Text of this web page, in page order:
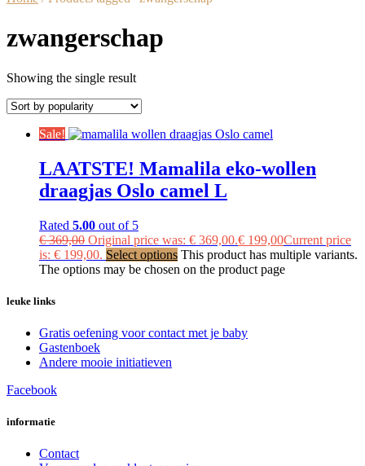
zwangerschap
Showing the single result
Sale!
LAATSTE! Mamalila eko-wollen
draagjas Oslo camel L
Rated 5.00 out of 5
€369,00 Original price was: € 369,00.€ 199,00Current price
is: € 199,00. Select options This product has multiple variants.
The options may be chosen on the product page
leuke links
Gratis oefening voor contact met je baby
Gastenboek
Andere mooie initiatieven
Facebook
informatie
Contact